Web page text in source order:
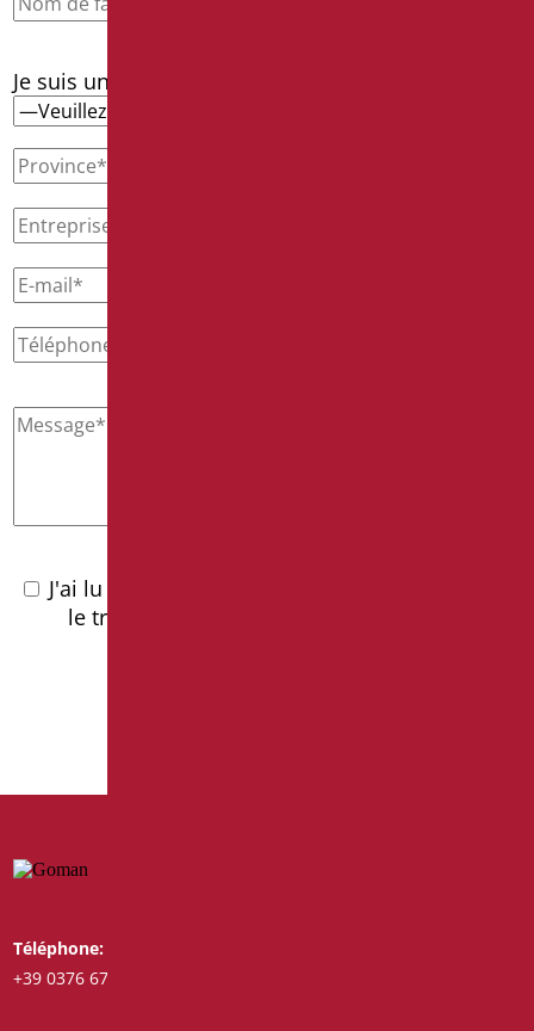
Je suis un*
J'ai lu la
le traitement des données personnelles
Téléphone:
+39 0376 671780